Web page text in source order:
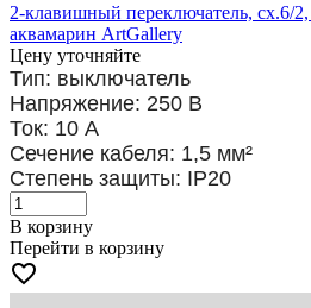
2-клавишный переключатель, сх.6/
аквамарин ArtGallery
Цену уточняйте
Тип: выключатель
Напряжение: 250 В
Ток: 10 А
Сечение кабеля: 1,5 мм²
Степень защиты: IP20
В корзину
Перейти в корзину
favorite_border